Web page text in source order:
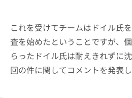
これを受けてチームはドイル氏
査を始めたということですが、
らったドイル氏は耐えきれずに
回の件に関してコメントを発表